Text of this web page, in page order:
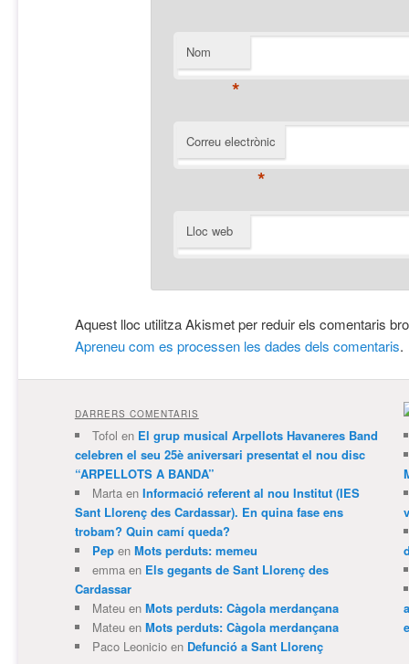
Nom
*
Correu electrònic
*
Lloc web
Aquest lloc utilitza Akismet per reduir els comentaris
Apreneu com es processen les dades dels comentaris.
DARRERS COMENTARIS
Tofol en El grup musical Arpellots Havaneres Band
celebren el seu 25è aniversari presentat el nou disc
“ARPELLOTS A BANDA”
Martaen Informació referent al nou Institut (IES
Sant Llorenç des Cardassar). En quina fase ens
trobam? Quin camí queda?
Pepen Mots perduts: memeu
emmaen Els gegants de Sant Llorenç des
Cardassar
Mateuen Mots perduts: Càgola merdançana
Mateuen Mots perduts: Càgola merdançana
Paco Leonicioen Defunció a Sant Llorenç